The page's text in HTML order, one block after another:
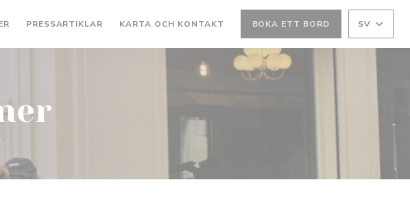
PRESSARTIKLAR KARTA OCH KONTAKT BOKA ETT BORD SV